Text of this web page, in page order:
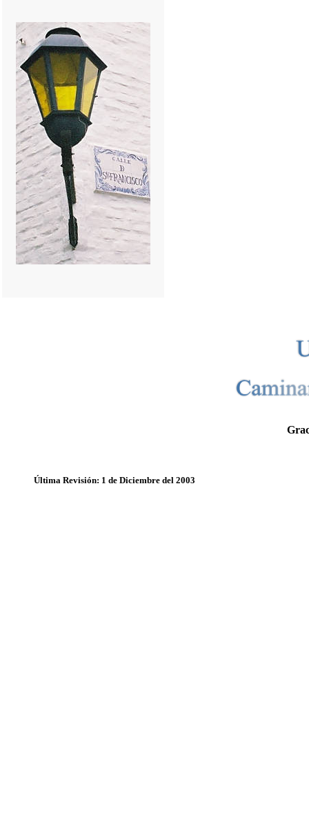
Última Revisión: 1 de Diciembre del 2003